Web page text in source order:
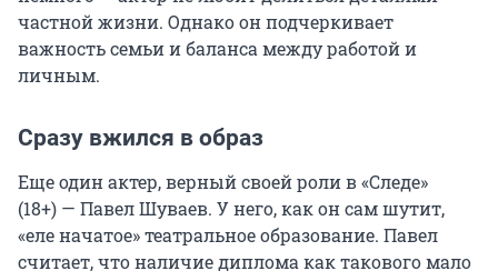
частной жизни. Однако он подчеркивает
важность семьи и баланса между работой и
личным.
Сразу вжился в образ
Еще один актер, верный своей роли в «Следе»
(18+) — Павел Шуваев. У него, как он сам шутит,
«еле начатое» театральное образование. Павел
считает, что наличие диплома как такового мало